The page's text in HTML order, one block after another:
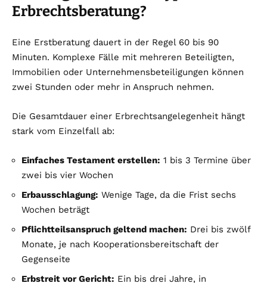
Erbrechtsberatung?
Eine Erstberatung dauert in der Regel 60 bis 90
Minuten. Komplexe Fälle mit mehreren Beteiligten,
Immobilien oder Unternehmensbeteiligungen können
zwei Stunden oder mehr in Anspruch nehmen.
Die Gesamtdauer einer Erbrechtsangelegenheit hängt
stark vom Einzelfall ab:
Einfaches Testament erstellen: 1 bis 3 Termine über
zwei bis vier Wochen
Erbausschlagung: Wenige Tage, da die Frist sechs
Wochen beträgt
Pflichtteilsanspruch geltend machen: Drei bis zwölf
Monate, je nach Kooperationsbereitschaft der
Gegenseite
Erbstreit vor Gericht: Ein bis drei Jahre, in